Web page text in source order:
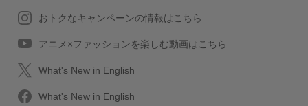
おトクなキャンペーンの情報はこちら
アニメ×ファッションを楽しむ動画はこちら
What's New in English
What's New in English